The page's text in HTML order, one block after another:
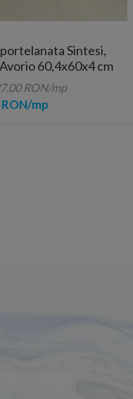
Sintesi,
60,4x60x4 cm
RON/mp
mp